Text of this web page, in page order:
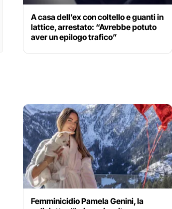
A casa dell’ex con coltello e guanti in
lattice, arrestato: “Avrebbe potuto
aver un epilogo trafico”
Femminicidio Pamela Genini, la